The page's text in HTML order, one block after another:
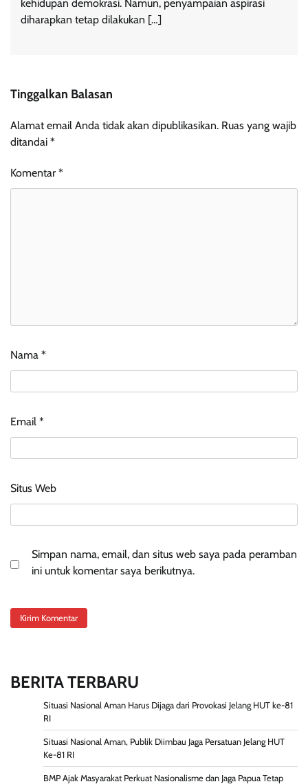
kehidupan demokrasi. Namun, penyampaian aspirasi
diharapkan tetap dilakukan […]
Tinggalkan Balasan
Alamat email Anda tidak akan dipublikasikan. Ruas yang wajib
ditandai *
Komentar *
Nama *
Email *
Situs Web
Simpan nama, email, dan situs web saya pada peramban
ini untuk komentar saya berikutnya.
BERITA TERBARU
Situasi Nasional Aman Harus Dijaga dari Provokasi Jelang HUT ke-81
RI
Situasi Nasional Aman, Publik Diimbau Jaga Persatuan Jelang HUT
Ke-81 RI
BMP Ajak Masyarakat Perkuat Nasionalisme dan Jaga Papua Tetap